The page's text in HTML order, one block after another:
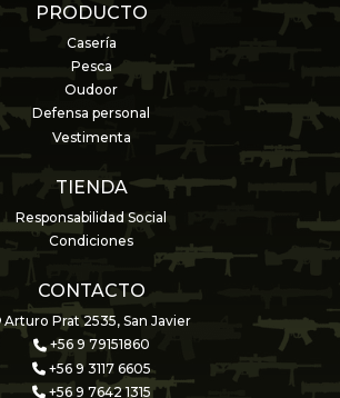
PRODUCTO
Casería
Pesca
Oudoor
Defensa personal
Vestimenta
TIENDA
Responsabilidad Social
Condiciones
CONTACTO
Arturo Prat 2535, San Javier
+56 9 79151860
+56 9 3117 6605
+56 9 7642 1315